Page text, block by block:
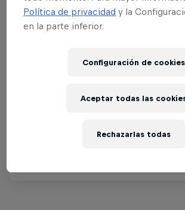
Política de privacidad y la
en la parte inferior.
Configuración de cookies
Rechazarlas todas
Aceptar todas las